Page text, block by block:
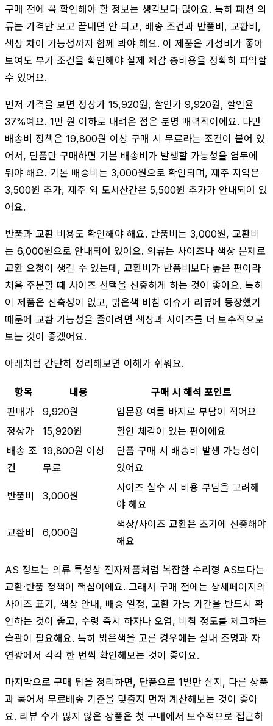
구매 전에 꼭 확인해야 할 정보는 생각보다 많아요. 특히 패션 의
류는 가격만 보고 끝내면 안 되고, 배송 조건과 반품비, 교환비,
색상 차이 가능성까지 함께 봐야 해요. 이 제품은 가성비가 좋아
보여도 부가 조건을 확인해야 실제 체감 총비용을 정확히 파악할
수 있어요.
먼저 가격을 보면 정상가 15,920원, 할인가 9,920원, 할인율
37%예요. 1만 원 이하로 내려온 점은 분명 매력적이에요. 다만
배송비 정책은 19,800원 이상 구매 시 무료라는 조건이 붙어 있
어서, 단품만 구매하면 기본 배송비가 발생할 가능성을 염두에
둬야 해요. 기본 배송비는 3,000원으로 확인되며, 제주 지역은
3,500원 추가, 제주 외 도서산간은 5,500원 추가가 안내되어 있
어요.
반품과 교환 비용도 확인해야 해요. 반품비는 3,000원, 교환비
는 6,000원으로 안내되어 있어요. 의류는 사이즈나 색상 문제로
교환 요청이 생길 수 있는데, 교환비가 반품비보다 높은 편이라
처음 주문할 때 사이즈 선택을 신중하게 하는 것이 좋아요. 특히
이 제품은 신축성이 없고, 밝은색 비침 이슈가 리뷰에 등장했기
때문에 교환 가능성을 줄이려면 색상과 사이즈를 더 보수적으로
보는 것이 좋겠어요.
아래처럼 간단히 정리해보면 이해가 쉬워요.
항목 내용
구매 시 해석 포인트
판매가
9,920원
입문용 여름 바지로 부담이 적어요
정상가
15,920원
할인 체감이 있는 편이에요
배송 조
건
19,800원 이상
무료
단품 구매 시 배송비 발생 가능성이
있어요
반품비 3,000원
사이즈 실수 시 비용 부담을 고려해
야 해요
교환비 6,000원
색상/사이즈 교환은 초기에 신중해야
해요
AS 정보는 의류 특성상 전자제품처럼 복잡한 수리형 AS보다는
교환·반품 정책이 핵심이에요. 그래서 구매 전에는 상세페이지의
사이즈 표기, 색상 안내, 배송 일정, 교환 가능 기간을 반드시 확
인하는 것이 좋고, 수령 즉시 하자나 오염, 비침 정도를 체크하는
습관이 필요해요. 특히 밝은색을 고른 경우에는 실내 조명과 자
연광에서 각각 한 번씩 확인해보는 것이 좋아요.
마지막으로 구매 팁을 정리하면, 단품으로 1벌만 살지, 다른 상품
과 묶어서 무료배송 기준을 맞출지 먼저 계산해보는 것이 좋아
요. 리뷰 수가 많지 않은 상품은 첫 구매에서 보수적으로 접근하